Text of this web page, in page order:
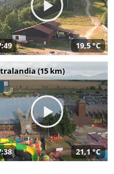
19,5 °C
(15 km)
21,1 °C